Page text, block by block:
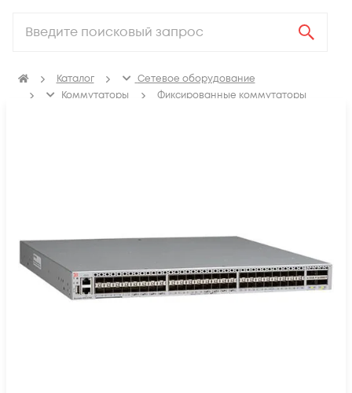
Каталог
Сетевое оборудование
Коммутаторы
Фиксированные коммутаторы